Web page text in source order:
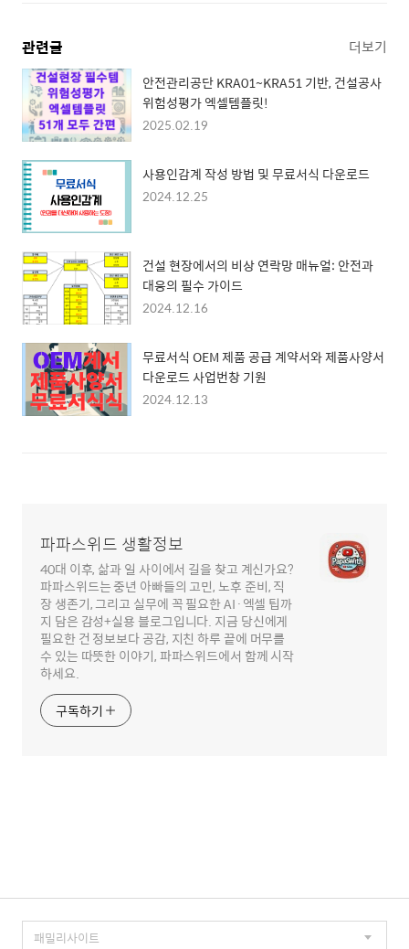
관련글 더보기
안전관리공단 KRA01~KRA51 기반, 건설공사
위험성평가 엑셀템플릿!
2025.02.19
사용인감계 작성 방법 및 무료서식 다운로드
2024.12.25
건설 현장에서의 비상 연락망 매뉴얼: 안전과
대응의 필수 가이드
2024.12.16
무료서식 OEM 제품 공급 계약서와 제품사양서
다운로드 사업번창 기원
2024.12.13
파파스위드 생활정보
40대 이후, 삶과 일 사이에서 길을 찾고 계신가요?
파파스위드는 중년 아빠들의 고민, 노후 준비, 직
장 생존기, 그리고 실무에 꼭 필요한 AI·엑셀 팁까
지 담은 감성+실용 블로그입니다. 지금 당신에게
필요한 건 정보보다 공감, 지친 하루 끝에 머무를
수 있는 따뜻한 이야기, 파파스위드에서 함께 시작
하세요.
구독하기